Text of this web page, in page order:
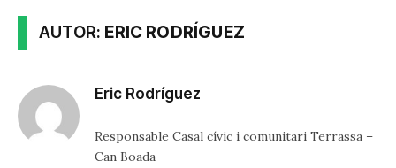
AUTOR: ERIC RODRÍGUEZ
Eric Rodríguez
Responsable Casal cívic i comunitari Terrassa –
Can Boada